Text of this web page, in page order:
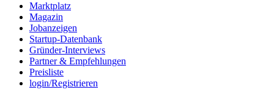
Marktplatz
Magazin
Jobanzeigen
Startup-Datenbank
Gründer-Interviews
Partner & Empfehlungen
Preisliste
login/Registrieren